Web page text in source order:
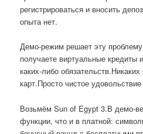
регистрироваться и вносить
опыта нет.
Демо-режим решает эту
получаете виртуальные кредиты
каких-либо
карт.Просто чистое
Возьмём Sun of Egypt 3.В демо-
функции, что и в платной: